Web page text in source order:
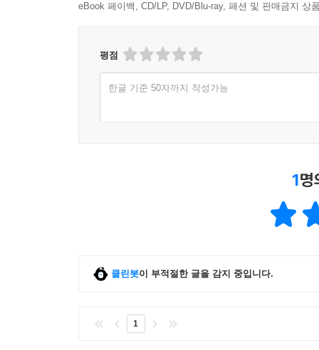
eBook 페이백, CD/LP, DVD/Blu-ray, 패션 및 판매금지 상
평점
한글 기준 50자까지 작성가능
1명
클린봇이 부적절한 글을 감지 중입니다.
1